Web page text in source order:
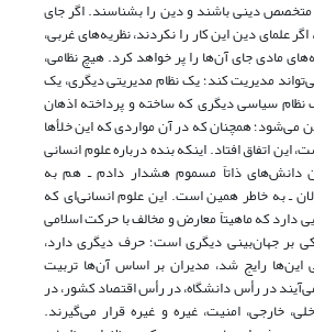
متخصص دینی باشند و دین را بشناسند. اگر جای
علمای دین این کار را نکردند، نظریه‌های غربی،
مادی جای آن‌ها را پر خواهد کرد. هیچ نظامی،
مدیریت کند؛ یک نظام مدیریتی دیگری، یک
نظام سیاسی دیگری که ساخته و پرداخته‌ اذهان
می‌شود؛ همچنان که در آن مواردی که این خلأها
اتفاق افتاد. اینکه بنده درباره‌ علوم انسانی
دانش‌های ذاتاً مسموم هشدار دادم ـ هم به
ـ به خاطر همین است. این علوم انسانی‌ای که
دارد که ماهیتاً معارض و مخالف با حرکت اسلامی
بر جهان‌بینی دیگری است؛ حرف دیگری دارد،
رایج شد، مدیران بر اساس آن‌ها تربیت
در رأس دانشگاه، در رأس اقتصاد کشور، در
خارجی، امنیت، غیره و غیره قرار می‌گیرند.